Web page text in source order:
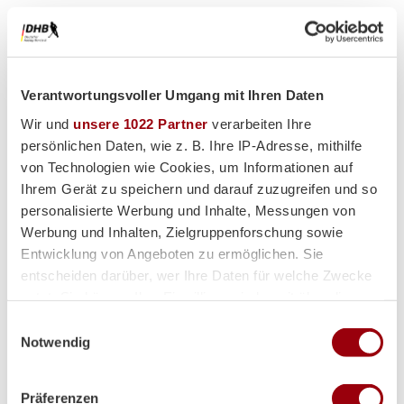
Verantwortungsvoller Umgang mit Ihren Daten
Wir und unsere 1022 Partner verarbeiten Ihre
persönlichen Daten, wie z. B. Ihre IP-Adresse, mithilfe
von Technologien wie Cookies, um Informationen auf
Ihrem Gerät zu speichern und darauf zuzugreifen und so
personalisierte Werbung und Inhalte, Messungen von
Werbung und Inhalten, Zielgruppenforschung sowie
Entwicklung von Angeboten zu ermöglichen. Sie
entscheiden darüber, wer Ihre Daten für welche Zwecke
Trigger Symbol ändern oder widerrufen
Notwendig
Präferenzen
Premium-Partner